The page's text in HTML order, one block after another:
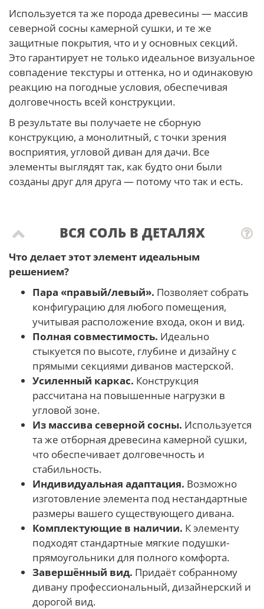
Используется та же порода древесины — массив
северной сосны камерной сушки, и те же
защитные покрытия, что и у основных секций.
Это гарантирует не только идеальное визуальное
совпадение текстуры и оттенка, но и одинаковую
реакцию на погодные условия, обеспечивая
долговечность всей конструкции.
В результате вы получаете не сборную
конструкцию, а монолитный, с точки зрения
восприятия, угловой диван для дачи. Все
элементы выглядят так, как будто они были
созданы друг для друга — потому что так и есть.
ВСЯ СОЛЬ В ДЕТАЛЯХ
Что делает этот элемент идеальным
решением?
Пара «правый/левый». Позволяет собрать
конфигурацию для любого помещения,
учитывая расположение входа, окон и вид.
Полная совместимость. Идеально
стыкуется по высоте, глубине и дизайну с
прямыми секциями диванов мастерской.
Усиленный каркас. Конструкция
рассчитана на повышенные нагрузки в
угловой зоне.
Из массива северной сосны. Используется
та же отборная древесина камерной сушки,
что обеспечивает долговечность и
стабильность.
Индивидуальная адаптация. Возможно
изготовление элемента под нестандартные
размеры вашего существующего дивана.
Комплектующие в наличии. К элементу
подходят стандартные мягкие подушки-
прямоугольники для полного комфорта.
Завершённый вид. Придаёт собранному
дивану профессиональный, дизайнерский и
дорогой вид.